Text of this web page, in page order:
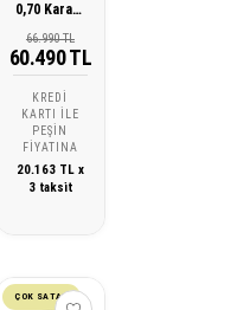
0,70 Karat Oval Vintage Tektaş Pırlanta Yüzük
66.990 TL
60.490 TL
KREDI
KARTI ILE
PEŞIN
FIYATINA
20.163 TL x
3 taksit
ÇOK SATAN